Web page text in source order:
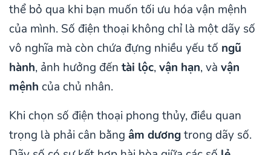
thể bỏ qua khi bạn muốn tối ưu hóa vận mệnh
của mình. Số điện thoại không chỉ là một dãy số
vô nghĩa mà còn chứa đựng nhiều yếu tố ngũ
hành, ảnh hưởng đến tài lộc,vận hạn, và vận
mệnh của chủ nhân.
Khi chọn số điện thoại phong thủy, điều quan
trọng là phải cân bằng âm dươngtrong dãy số.